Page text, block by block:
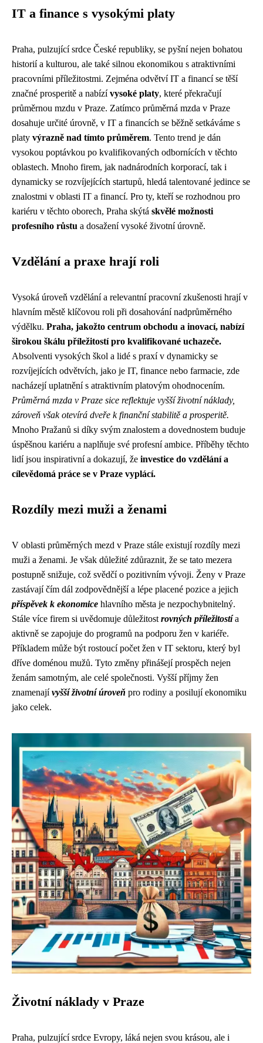
IT a finance s vysokými platy
Praha, pulzující srdce České republiky, se pyšní nejen bohatou
historií a kulturou, ale také silnou ekonomikou s atraktivními
pracovními příležitostmi. Zejména odvětví IT a financí se těší
značné prosperitě a nabízívysoké platy, které překračují
průměrnou mzdu v Praze. Zatímco průměrná mzda v Praze
dosahuje určité úrovně, v IT a financích se běžně setkáváme s
platy výrazně nad tímto průměrem. Tento trend je dán
vysokou poptávkou po kvalifikovaných odbornících v těchto
oblastech. Mnoho firem, jak nadnárodních korporací, tak i
dynamicky se rozvíjejících startupů, hledá talentované jedince se
znalostmi v oblasti IT a financí. Pro ty, kteří se rozhodnou pro
kariéru v těchto oborech, Praha skýtá skvělé možnosti
profesního růstu a dosažení vysoké životní úrovně.
Vzdělání a praxe hrají roli
Vysoká úroveň vzdělání a relevantní pracovní zkušenosti hrají v
hlavním městě klíčovou roli při dosahování nadprůměrného
výdělku. Praha, jakožto centrum obchodu a inovací, nabízí
širokou škálu příležitostí pro kvalifikované uchazeče.
Absolventi vysokých škol a lidé s praxí v dynamicky se
rozvíjejících odvětvích, jako je IT, finance nebo farmacie, zde
nacházejí uplatnění s atraktivním platovým ohodnocením.
Průměrná mzda v Praze sice reflektuje vyšší životní náklady,
zároveň však otevírá dveře k finanční stabilitě a prosperitě.
Mnoho Pražanů si díky svým znalostem a dovednostem buduje
úspěšnou kariéru a naplňuje své profesní ambice. Příběhy těchto
lidí jsou inspirativní a dokazují, že investice do vzdělání a
cílevědomá práce se v Praze vyplácí.
Rozdíly mezi muži a ženami
V oblasti průměrných mezd v Praze stále existují rozdíly mezi
muži a ženami. Je však důležité zdůraznit, že se tato mezera
postupně snižuje, což svědčí o pozitivním vývoji. Ženy v Praze
zastávají čím dál zodpovědnější a lépe placené pozice a jejich
příspěvek k ekonomice hlavního města je nezpochybnitelný.
Stále více firem si uvědomuje důležitost rovných příležitostía
aktivně se zapojuje do programů na podporu žen v kariéře.
Příkladem může být rostoucí počet žen v IT sektoru, který byl
dříve doménou mužů. Tyto změny přinášejí prospěch nejen
ženám samotným, ale celé společnosti. Vyšší příjmy žen
znamenajívyšší životní úroveň pro rodiny a posilují ekonomiku
jako celek.
Životní náklady v Praze
Praha, pulzující srdce Evropy, láká nejen svou krásou, ale i